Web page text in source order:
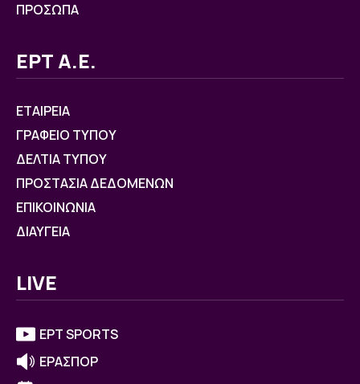
ΠΡΟΣΩΠΑ
ΕΡΤ Α.Ε.
ΕΤΑΙΡΕΙΑ
ΓΡΑΦΕΙΟ ΤΥΠΟΥ
ΔΕΛΤΙΑ ΤΥΠΟΥ
ΠΡΟΣΤΑΣΙΑ ΔΕΔΟΜΕΝΩΝ
ΕΠΙΚΟΙΝΩΝΙΑ
ΔΙΑΥΓΕΙΑ
LIVE
ΕΡΤ SPORTS
ΕΡΑΣΠΟΡ